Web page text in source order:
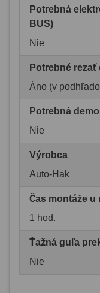
Potrebná
BUS)
Nie
Potrebné
Áno (v
Potrebná
Nie
Výrobca
Auto-Hak
Čas montáže u
1 hod.
Ťažná guľa
Nie